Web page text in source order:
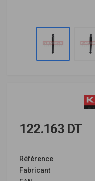
122.163 DT
Référence
Fabricant